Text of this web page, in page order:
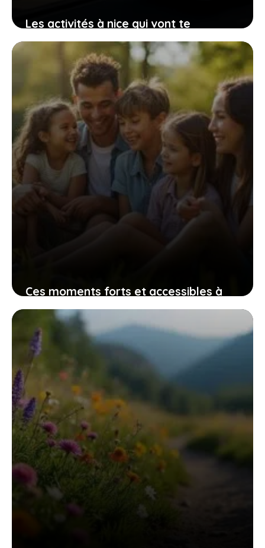
Les activités à nice qui vont te
surprendre par leur originalité et leur
accessibilité
11 mars 2026
Ces moments forts et accessibles à
tous à ne pas rater dans le nord pas-
de-calais cette saison
10 mars 2026